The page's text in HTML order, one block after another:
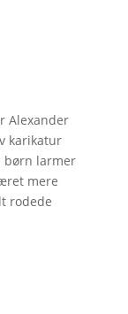
Alexander
karikatur
børn larmer
mere
rodede